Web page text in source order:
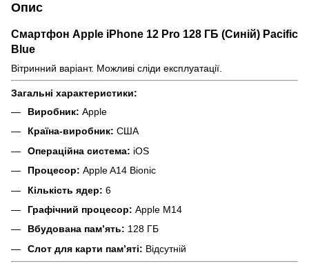
Опис
Смартфон Apple iPhone 12 Pro 128 ГБ (Синій) Pacific
Blue
Вітринний варіант. Можливі сліди експлуатації.
Загальні характеристики:
Виробник: Apple
Країна-виробник: США
Операційна система: iOS
Процесор: Apple A14 Bionic
Кількість ядер: 6
Графічний процесор: Apple M14
Вбудована пам’ять: 128 ГБ
Слот для карти пам’яті: Відсутній